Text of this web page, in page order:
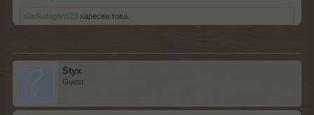
sladkatageri123 харесва това.
Styx
Guest